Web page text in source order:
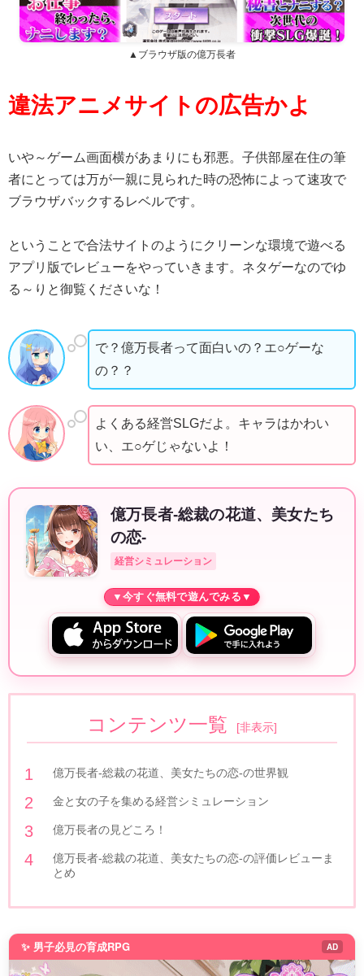
▲ブラウザ版の億万長者
違法アニメサイトの広告かよ
いや～ゲーム画面横があまりにも邪悪。子供部屋在住の筆
者にとっては万が一親に見られた時の恐怖によって速攻で
ブラウザバックするレベルです。
ということで合法サイトのようにクリーンな環境で遊べる
アプリ版でレビューをやっていきます。ネタゲーなのでゆ
る～りと御覧くださいな！
で？億万長者って面白いの？エ○ゲーな
の？？
よくある経営SLGだよ。キャラはかわい
い、エ○ゲじゃないよ！
億万長者-総裁の花道、美女たち
の恋-
経営シミュレーション
コンテンツ一覧 [非表示]
億万長者-総裁の花道、美女たちの恋-の世界観
金と女の子を集める経営シミュレーション
億万長者の見どころ！
億万長者-総裁の花道、美女たちの恋-の評価レビューま
とめ
✨ 男子必見の育成RPG AD